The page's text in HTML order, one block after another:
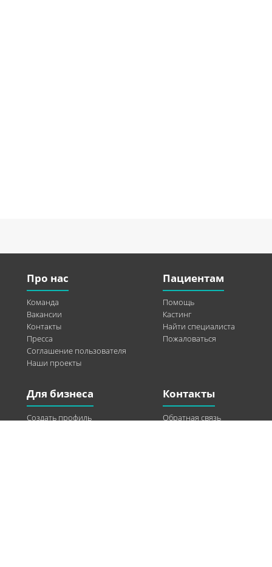
Про нас
Команда
Вакансии
Контакты
Пресса
Соглашение пользователя
Наши проекты
Пациентам
Помощь
Кастинг
Найти специалиста
Пожаловаться
Для бизнеса
Создать профиль
Контакты
Обратная связь